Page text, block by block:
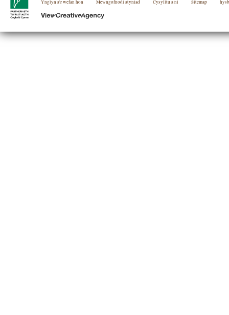
Ynglyn a'r wefan hon Mewngofnodi atyniad Cysylltu a ni Sitemap